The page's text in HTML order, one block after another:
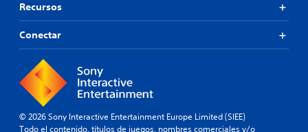
Recursos
Conectar
© 2026 Sony Interactive Entertainment Europe Limited (SIEE)
Todo el contenido, títulos de juegos, nombres comerciales y/o